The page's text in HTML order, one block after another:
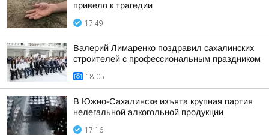
привело к трагедии
17:49
Валерий Лимаренко поздравил сахалинских
строителей с профессиональным праздником
18:05
В Южно-Сахалинске изъята крупная партия
нелегальной алкогольной продукции
17:16